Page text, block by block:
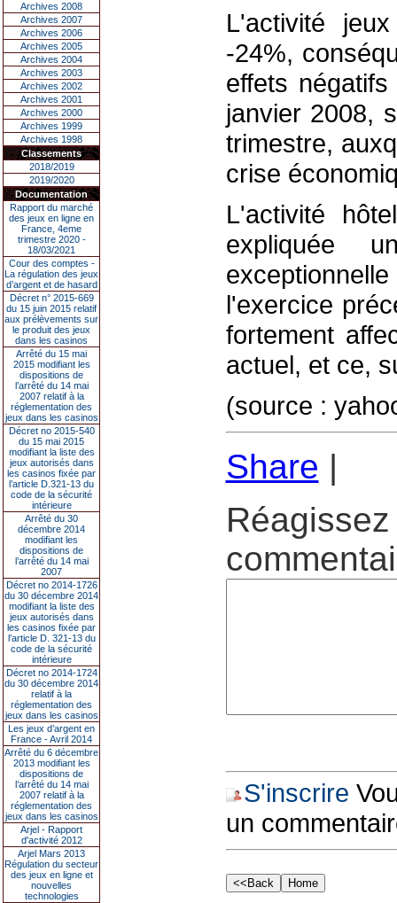
Archives 2008
Archives 2007
Archives 2006
Archives 2005
Archives 2004
Archives 2003
Archives 2002
Archives 2001
Archives 2000
Archives 1999
Archives 1998
Classements
2018/2019
2019/2020
Documentation
Rapport du marché
des jeux en ligne en
France, 4eme
trimestre 2020 -
18/03/2021
Cour des comptes -
La régulation des jeux
d’argent et de hasard
Décret n° 2015-669
du 15 juin 2015 relatif
aux prélèvements sur
le produit des jeux
dans les casinos
Arrêté du 15 mai
2015 modifiant les
dispositions de
l’arrêté du 14 mai
2007 relatif à la
réglementation des
jeux dans les casinos
Décret no 2015-540
du 15 mai 2015
modifiant la liste des
jeux autorisés dans
les casinos fixée par
l’article D.321-13 du
code de la sécurité
intérieure
Arrêté du 30
décembre 2014
modifiant les
dispositions de
l’arrêté du 14 mai
2007
Décret no 2014-1726
du 30 décembre 2014
modifiant la liste des
jeux autorisés dans
les casinos fixée par
l’article D. 321-13 du
code de la sécurité
intérieure
Décret no 2014-1724
du 30 décembre 2014
relatif à la
réglementation des
jeux dans les casinos
Les jeux d’argent en
France - Avril 2014
Arrêté du 6 décembre
2013 modifiant les
dispositions de
l’arrêté du 14 mai
2007 relatif à la
réglementation des
jeux dans les casinos
Arjel - Rapport
d'activité 2012
Arjel Mars 2013
Régulation du secteur
des jeux en ligne et
nouvelles
technologies
L'activité
-24%,
effets
janvier 2008,
trimestre,
crise
L'activité
expliquée
l'exercice
fortement
actuel, et ce,
(source :
Share |
S'inscrire
un